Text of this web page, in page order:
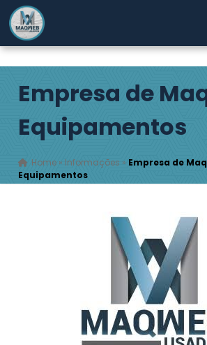
Empresa de
Equipamentos
Home » Informações » Empresa de
Equipamentos